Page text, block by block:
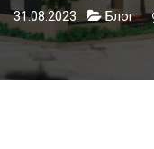
31.08.2023 Блог